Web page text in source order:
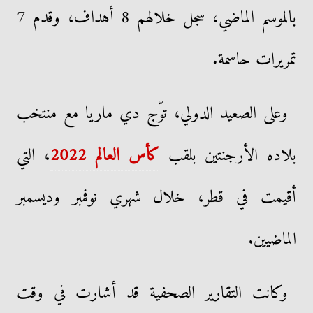
بالموسم الماضي، سجل خلالهم 8 أهداف، وقدم 7
تمريرات حاسمة.
وعلى الصعيد الدولي، توّج دي ماريا مع منتخب
بلاده الأرجنتين بلقب كأس العالم 2022
، التي
أقيمت في قطر، خلال شهري نوفمبر وديسمبر
الماضيين.
وكانت التقارير الصحفية قد أشارت في وقت